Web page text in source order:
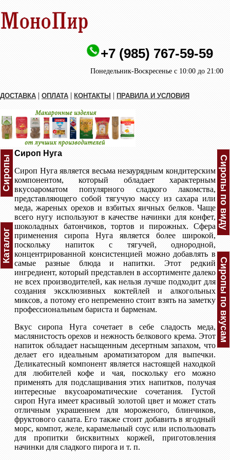
+7 (985) 767-59-59
Понедельник-Воскресенье с 10:00 до 21:00
ДОСТАВКА | ОПЛАТА | КОНТАКТЫ | ПРАВИЛА И УСЛОВИЯ
Сиропы
Каталог
Сироп Нуга
Сироп Нуга является весьма незаурядным кондитерским
компонентом, который обладает характерным
вкусоароматом популярного сладкого лакомства,
представляющего собой тягучую массу из сахара или
меда, жареных орехов и взбитых яичных белков. Чаще
всего нугу используют в качестве начинки для конфет,
шоколадных батончиков, тортов и пирожных. Сфера
применения сиропа Нуга является более широкой,
поскольку напиток с тягучей, однородной,
концентрированной консистенцией можно добавлять в
самые разные блюда и напитки. Этот редкий
ингредиент, который представлен в ассортименте далеко
не всех производителей, как нельзя лучше подходит для
создания эксклюзивных коктейлей и алкогольных
миксов, а потому его непременно стоит взять на заметку
профессиональным бариста и барменам.
Вкус сиропа Нуга сочетает в себе сладость меда,
маслянистость орехов и нежность белкового крема. Этот
напиток обладает насыщенным десертным запахом, что
делает его идеальным ароматизатором для выпечки.
Деликатесный компонент является настоящей находкой
для любителей кофе и чая, поскольку его можно
применять для подслащивания этих напитков, получая
интересные вкусоароматические сочетания. Густой
сироп Нуга имеет красивый золотой цвет и может стать
отличным украшением для мороженого, блинчиков,
фруктового салата. Его также стоит добавить в ягодный
морс, компот, желе, карамельный соус или использовать
для пропитки бисквитных коржей, приготовления
начинки для сладкого пирога и т. п.
Сиропы по виду
Сиропы по вкусам